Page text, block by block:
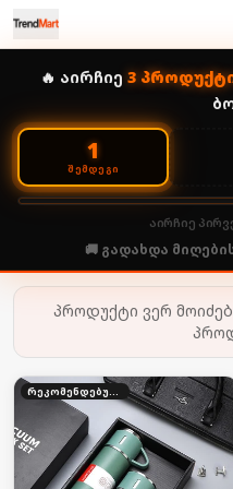
🔥 აირჩიე 3
1
ᲨᲔᲛᲓᲔᲒᲘ
აირჩიე
🚚 გადახდა
პროდუქტი ვერ
რეკომენდებული